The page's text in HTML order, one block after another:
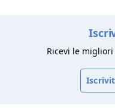
Ricevi le